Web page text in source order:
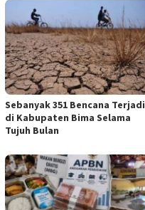
Sebanyak 351 Bencana Terjadi
di Kabupaten Bima Selama
Tujuh Bulan